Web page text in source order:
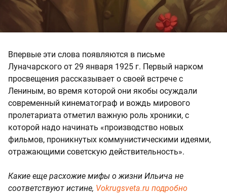
Впервые эти слова появляются в письме
Луначарского от 29 января 1925 г. Первый нарком
просвещения рассказывает о своей встрече с
Лениным, во время которой они якобы осуждали
современный кинематограф и вождь мирового
пролетариата отметил важную роль хроники, с
которой надо начинать «производство новых
фильмов, проникнутых коммунистическими идеями,
отражающими советскую действительность».
Какие еще расхожие мифы о жизни Ильича не
соответствуют истине, Vokrugsveta.ru подробно